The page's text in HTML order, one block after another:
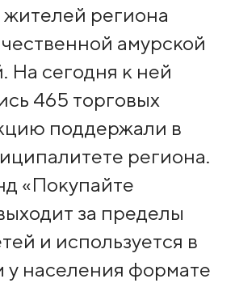
региона
амурской
На сегодня к ней
465 торговых
поддержали в
региона.
«Покупайте
за пределы
и используется в
у населения формате